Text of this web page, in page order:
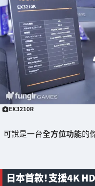
EX3210R
可說是一台全方位功能的
日本首款！支援4K